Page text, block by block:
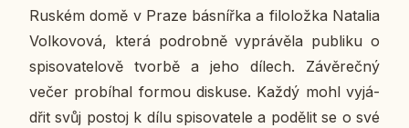
Ruském domě v Praze bás­níř­ka a fi­lo­lož­ka Na­ta­lia
Vol­ko­vo­vá, která po­drob­ně vy­prá­vě­la pu­b­li­ku o
spi­so­va­te­lo­vě tvorbě a jeho dílech. Zá­vě­reč­ný
večer pro­bí­hal formou dis­ku­se. Každý mohl vy­já­
d­řit svůj postoj k dílu spi­so­va­te­le a po­dě­lit se o své